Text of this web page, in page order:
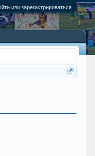
или зарегистрироваться